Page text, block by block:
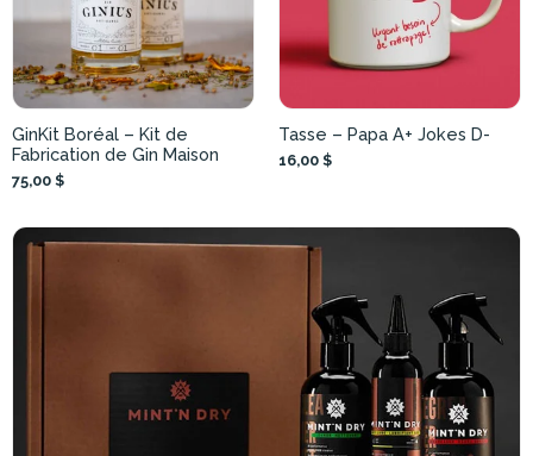
GinKit Boréal – Kit de
Fabrication de Gin Maison
75,00 $
Tasse – Papa A+ Jokes D-
16,00 $